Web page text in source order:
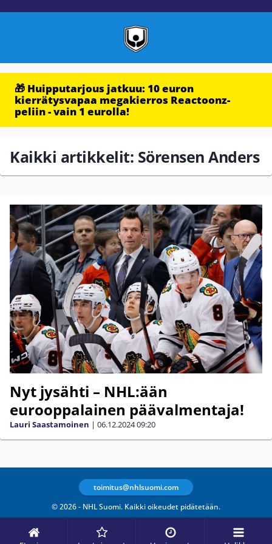
🎁 Huipputarjous jatkuu: 10 euron
kierrätysvapaa megakierros Reactoonz-
peliin - vain 1 eurolla!
Kaikki artikkelit: Sörensen Anders
Nyt jysähti – NHL:ään
eurooppalainen päävalmentaja!
Lauri Saastamoinen | 06.12.202409:20
© 2026 - NHL Suomi. Kaikki oikeudet pidätetään.
toimitus@nhlsuomi.com